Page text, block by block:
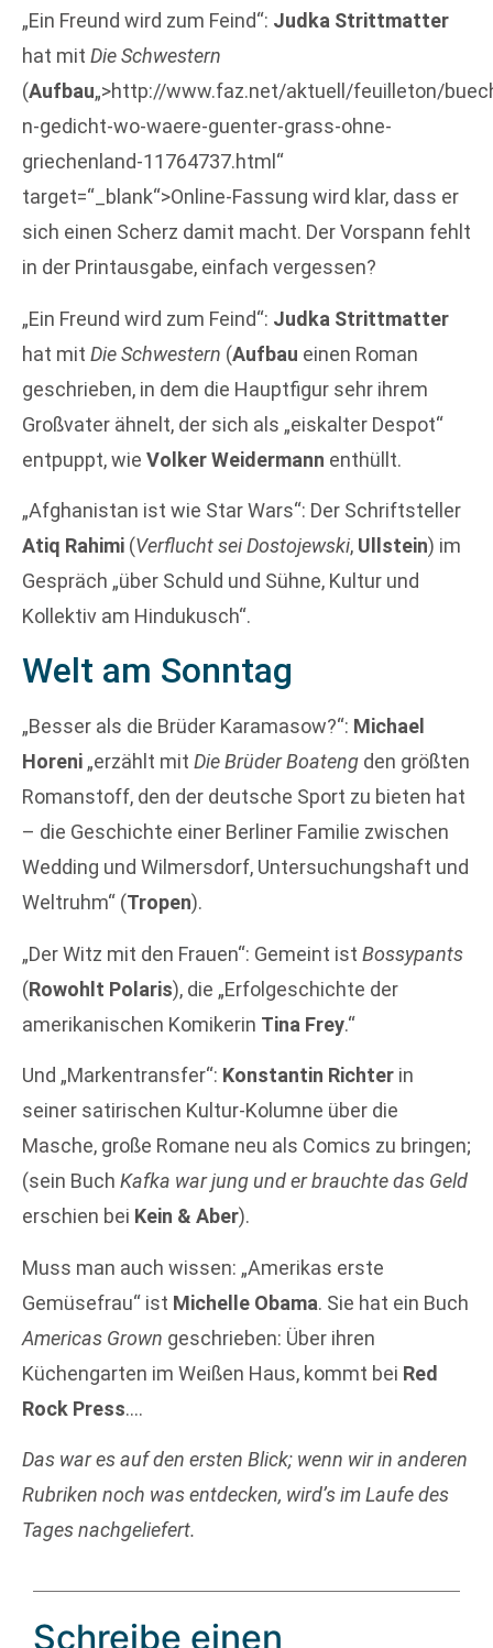
„Ein Freund wird zum Feind“: Judka Strittmatter
hat mit Die Schwestern
(Aufbau„>http://www.faz.net/aktuell/feuilleton/
n-gedicht-wo-waere-guenter-grass-ohne-
griechenland-11764737.html“
target=“_blank“>Online-Fassung wird klar, dass er
sich einen Scherz damit macht. Der Vorspann fehlt
in der Printausgabe, einfach vergessen?
„Ein Freund wird zum Feind“: Judka Strittmatter
hat mit Die Schwestern (Aufbau einen Roman
geschrieben, in dem die Hauptfigur sehr ihrem
Großvater ähnelt, der sich als „eiskalter Despot“
entpuppt, wie Volker Weidermann enthüllt.
„Afghanistan ist wie Star Wars“: Der Schriftsteller
Atiq Rahimi (Verflucht sei Dostojewski, Ullstein) im
Gespräch „über Schuld und Sühne, Kultur und
Kollektiv am Hindukusch“.
Welt am Sonntag
„Besser als die Brüder Karamasow?“: Michael
Horeni „erzählt mit Die Brüder Boateng den größten
Romanstoff, den der deutsche Sport zu bieten hat
– die Geschichte einer Berliner Familie zwischen
Wedding und Wilmersdorf, Untersuchungshaft und
Weltruhm“ (Tropen).
„Der Witz mit den Frauen“: Gemeint ist Bossypants
(Rowohlt Polaris), die „Erfolgeschichte der
amerikanischen Komikerin Tina Frey.“
Und „Markentransfer“: Konstantin Richter in
seiner satirischen Kultur-Kolumne über die
Masche, große Romane neu als Comics zu bringen;
(sein Buch Kafka war jung und er brauchte das Geld
erschien bei Kein & Aber).
Muss man auch wissen: „Amerikas erste
Gemüsefrau“ ist Michelle Obama. Sie hat ein Buch
Americas Grown geschrieben: Über ihren
Küchengarten im Weißen Haus, kommt bei Red
Rock Press….
Das war es auf den ersten Blick; wenn wir in anderen
Rubriken noch was entdecken, wird’s im Laufe des
Tages nachgeliefert.
Schreibe einen